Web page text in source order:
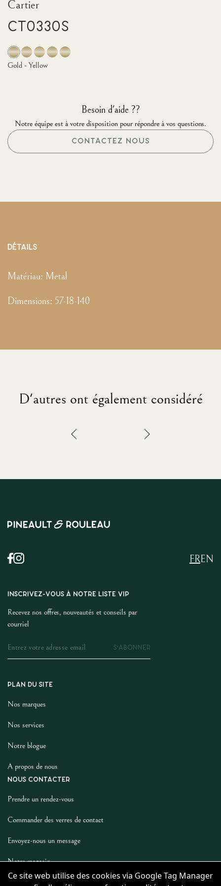
Cartier
CT0330S
Gold - Yellow
Besoin d'aide ??
Notre équipe est à votre disposition pour répondre à vos questions.
CONTACTEZ NOUS
DÉTAILS
Matériau: Metal
Dimensions: 57-18-140
D'autres ont également considéré
Ce site web utilise des cookies via Google Tag Manager
EN
FR
INSCRIVEZ-VOUS À NOTRE LISTE VIP
Recevez nos offres, nouveautés et conseils par
courriel
S'ABONNER
PLAN DU SITE
Nos marques
Nos services
Notre blogue
A propos de nous
NOUS CONTACTER
Prendre un rendez-vous
Commander des verres de contact
Envoyez-nous un message
Notre magasin
LES AUTRES